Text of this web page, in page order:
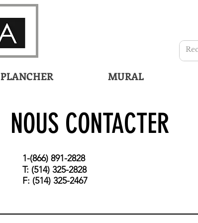
PLANCHER MURAL
NOUS CONTACTER
1-(866) 891-2828
T: (514) 325-2828
F: (514) 325-2467